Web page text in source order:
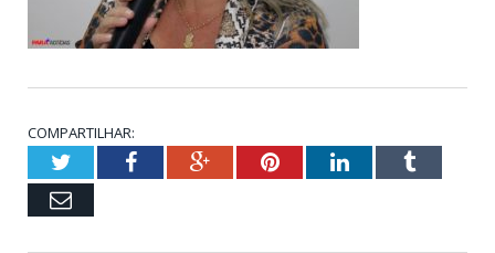
COMPARTILHAR:
TwitterFacebookGoogle+PinterestLinkedInTumblr
Email